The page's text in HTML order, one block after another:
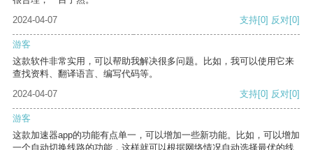
2024-04-07
支持[0] 反对[0]
游客
这款软件非常实用，可以帮助我解决很多问题。比如，我可以使用它来
查找资料、翻译语言、编写代码等。
2024-04-07
支持[0] 反对[0]
游客
这款加速器app的功能有点单一，可以增加一些新功能。比如，可以增加
一个自动切换线路的功能，这样就可以根据网络情况自动选择最优的线